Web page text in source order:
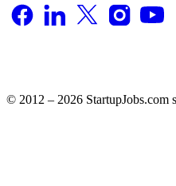
© 2012 – 2026 StartupJobs.com